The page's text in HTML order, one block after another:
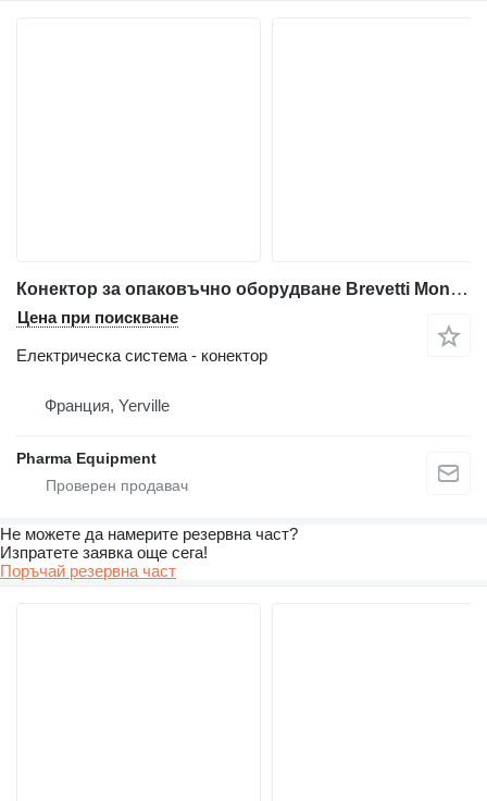
Конектор за опаковъчно оборудване Brevetti Montolit ATM 18 E / D
Цена при поискване
Електрическа система - конектор
Франция, Yerville
Pharma Equipment
Не можете да намерите резервна част?
Изпратете заявка още сега!
Поръчай резервна част